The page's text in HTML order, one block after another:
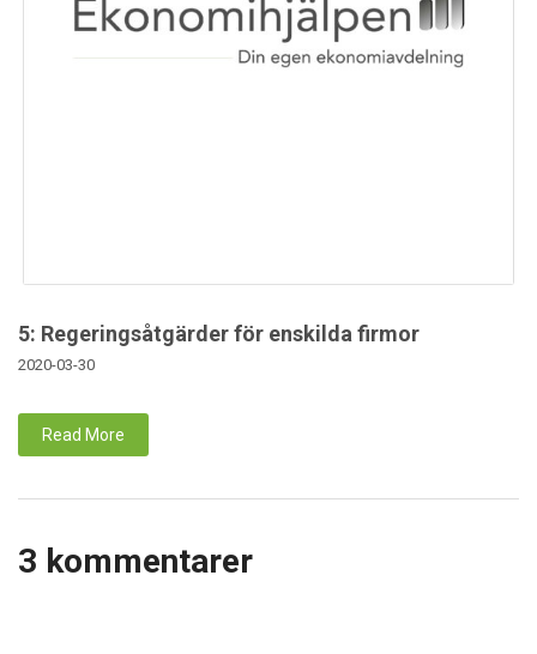
5: Regeringsåtgärder för enskilda firmor
2020-03-30
Read More
3 kommentarer